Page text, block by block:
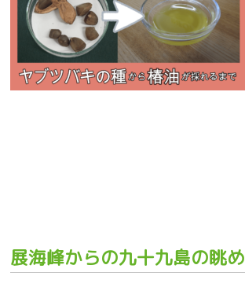
展海峰からの九十九島の眺め